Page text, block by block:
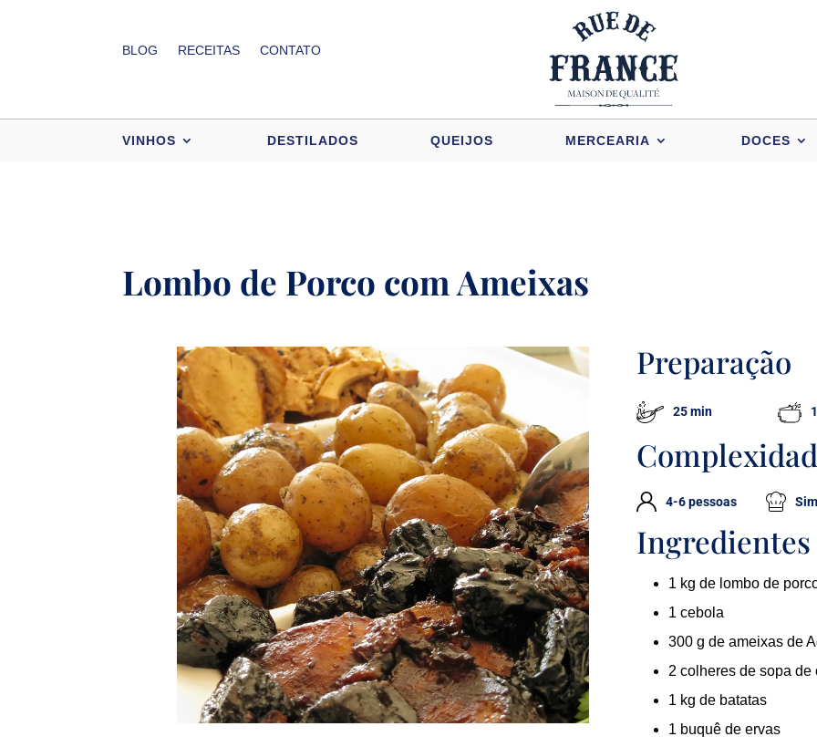
BLOG RECEITAS CONTATO
VINHOS DESTILADOS QUEIJOS MERCEARIA DOCES
Lombo de Porco com Ameixas
Preparação
25 min
4-6 pessoas
Ingredientes
1 kg de lombo de
1 cebola
300 g de ameixas de
2 colheres de sopa de
1 kg de batatas
1 buquê de ervas